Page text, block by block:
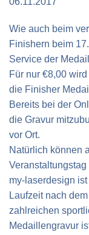
Schule läuft
Feuerwehr
Service der
Zeitmessung
Wie auch beim
Finishern beim
Service der
Für nur €8,00 wird
die Finisher
Bereits bei der
die Gravur
vor Ort.
Natürlich können
my-laserdesign
Laufzeit nach
zahlreichen
Medaillengravur